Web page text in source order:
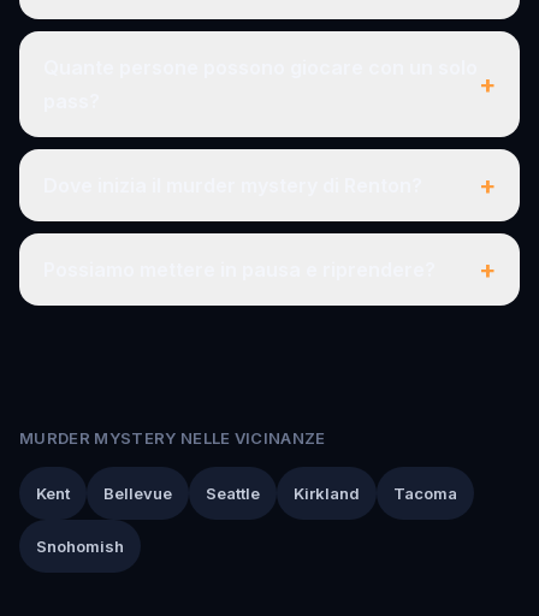
+
+
+
MURDER MYSTERY NELLE VICINANZE
Kent Bellevue Seattle Kirkland Tacoma
Snohomish